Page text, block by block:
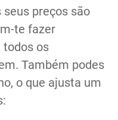
seus preços são
te fazer
os
Também podes
o que ajusta um